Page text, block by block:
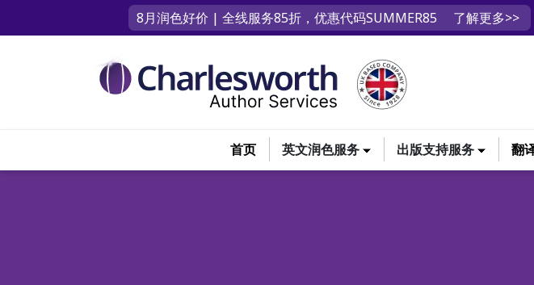
8月润色好价 | 全线服务85折，优惠代码SUMMER85 了解更多>>
首页 英文润色服务 出版支持服务 翻